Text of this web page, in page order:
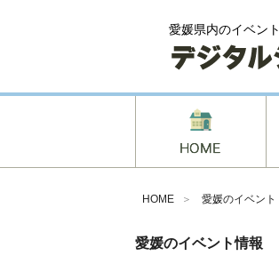
愛媛県内のイベント
HOME ＞ 愛媛のイベント
愛媛のイベント情報